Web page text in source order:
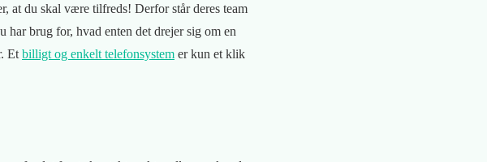
at du skal være tilfreds! Derfor står deres team
brug for, hvad enten det drejer sig om en
Et billigt og enkelt telefonsystem er kun et klik